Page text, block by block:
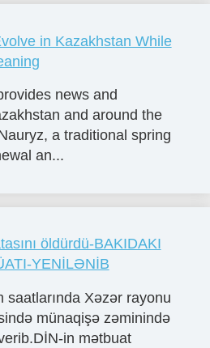
in Kazakhstan While
news and
and around the
a traditional spring
an...
öldürdü-BAKIDAKI
YENİLƏNİB
saatlarında Xəzər rayonu
münaqişə zəminində
in mətbuat